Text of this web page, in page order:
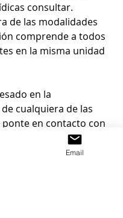
consultar.
de las modalidades
comprende a todos
en la misma unidad
en la
cualquiera de las
en contacto con
Te informaremos
Email